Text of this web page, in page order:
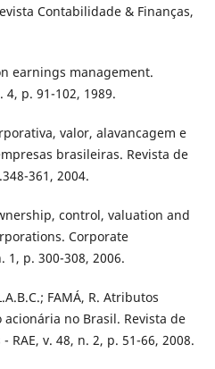
Contabilidade & Finanças,
earnings management.
p. 91-102, 1989.
valor, alavancagem e
brasileiras. Revista de
361, 2004.
control, valuation and
Corporate
1, p. 300-308, 2006.
FAMÁ, R. Atributos
no Brasil. Revista de
RAE, v. 48, n. 2, p. 51-66, 2008.